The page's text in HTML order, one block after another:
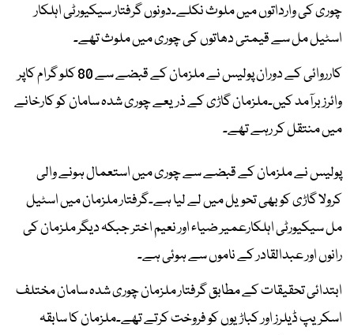
چوری کی وارداتوں میں ملوث نکلے۔دونوں گرفتار سیکیورٹی اہلکار
اسٹیل مل سے قیمتی دھاتوں کی چوری میں ملوث تھے۔
کارروائی کے دوران پولیس نے ملزمان کے قبضے سے 80 کلو گرام کاپر
وائرز برآمد کیں۔ملزمان گاڑی کے ذریعے چوری شدہ سامان کو کارخانے
میں منتقل کر رہے تھے۔
پولیس نے ملزمان کے قبضے سے چوری میں استعمال ہونے والی
کرولا گاڑی کو بھی تحویل میں لے لیا ہے۔گرفتار ملزمان میں اسٹیل
مل سیکیورٹی اہلکارعمیر ضیاء اور نعیم اختر جبکہ دیگر ملزمان کی
رانوں اور عبدالقادر کے ناموں سے ہوئی ہے۔
ابتدائی تحقیقات کے مطابق گرفتار ملزمان چوری شدہ سامان مختلف
اسکریپ ڈیلرز اور کباڑیوں کو فروخت کرتے تھے۔ملزمان کا سابقہ